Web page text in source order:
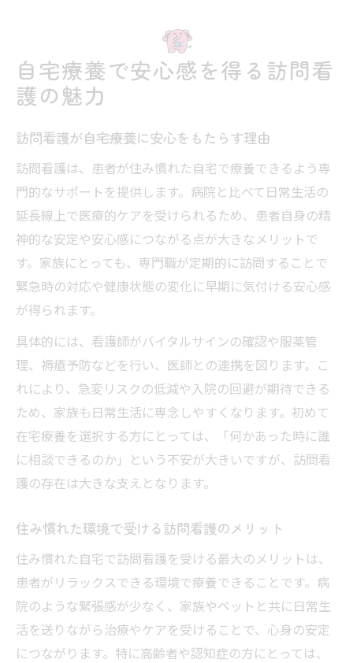
家族の負担を軽減する訪問看護の支援力
訪問看護が家族の介護負担を減らす仕組み
訪問看護の利用で家族の精神的サポートを
家族に優しい訪問看護の支援内容を徹底解
説
訪問看護で家族の生活にゆとりを生む工夫
訪問看護がもたらす患者の生活向上効果
訪問看護による患者のQOL向上とは
訪問看護が日常生活に与える好影響
患者目線で見る訪問看護の実用的メリット
訪問看護で生活自立をサポートする理由
訪問看護が患者の不安を軽減するポイント
在宅での医療ケアに訪問看護が選ばれる理由
訪問看護が在宅医療で必要とされる背景
訪問看護の選択がもたらす医療ケアの安心
感
訪問看護と病院ケアの違いをわかりやすく
訪問看護が在宅療養で信頼される理由を紹
介
訪問看護が選ばれる支援体制と役割
訪問看護ならではの精神的サポートとは
自宅療養で安心感を得る訪問看
護の魅力
訪問看護が自宅療養に安心をもたらす理由
訪問看護は、患者が住み慣れた自宅で療養できるよう専
門的なサポートを提供します。病院と比べて日常生活の
延長線上で医療的ケアを受けられるため、患者自身の精
神的な安定や安心感につながる点が大きなメリットで
す。家族にとっても、専門職が定期的に訪問することで
緊急時の対応や健康状態の変化に早期に気付ける安心感
が得られます。
具体的には、看護師がバイタルサインの確認や服薬管
理、褥瘡予防などを行い、医師との連携を図ります。こ
れにより、急変リスクの低減や入院の回避が期待できる
ため、家族も日常生活に専念しやすくなります。初めて
在宅療養を選択する方にとっては、「何かあった時に誰
に相談できるのか」という不安が大きいですが、訪問看
護の存在は大きな支えとなります。
住み慣れた環境で受ける訪問看護のメリット
住み慣れた自宅で訪問看護を受ける最大のメリットは、
患者がリラックスできる環境で療養できることです。病
院のような緊張感が少なく、家族やペットと共に日常生
活を送りながら治療やケアを受けることで、心身の安定
につながります。特に高齢者や認知症の方にとっては、